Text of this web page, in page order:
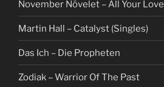
November Növelet – All Your Love
Martin Hall – Catalyst (Singles)
Das Ich – Die Propheten
Zodiak – Warrior Of The Past